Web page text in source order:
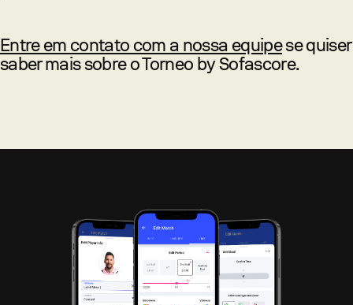
Entre em contato com a nossa equipese quiser
saber mais sobre o Torneo by Sofascore.